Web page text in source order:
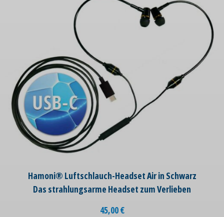
Hamoni® Luftschlauch-Headset Air in Schwarz
Das strahlungsarme Headset zum Verlieben
45,00€